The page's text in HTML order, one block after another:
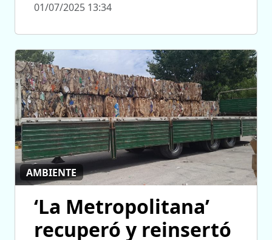
01/07/2025 13:34
AMBIENTE
‘La Metropolitana’
recuperó y reinsertó